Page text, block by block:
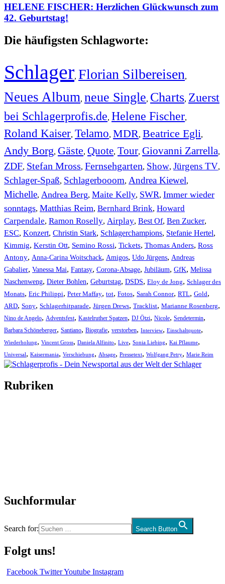
HELENE FISCHER: Herzlichen Glückwunsch zum
42. Geburtstag!
Die häufigsten Schlagworte:
Schlager, Florian Silbereisen,
Neues Album, neue Single, Charts, Zuerst
bei Schlagerprofis.de, Helene Fischer,
Roland Kaiser, Telamo, MDR, Beatrice Egli,
Andy Borg, Gäste, Quote, Tour, Giovanni Zarrella,
ZDF, Stefan Mross, Fernsehgarten, Show, Jürgens TV,
Schlager-Spaß, Schlagerbooom, Andrea Kiewel,
Michelle, Andrea Berg, Maite Kelly, SWR, Immer wieder
sonntags, Matthias Reim, Bernhard Brink, Howard
Carpendale, Ramon Roselly, Airplay, Best Of, Ben Zucker,
ESC, Konzert, Christin Stark, Schlagerchampions, Stefanie Hertel,
Kimmig, Kerstin Ott, Semino Rossi, Tickets, Thomas Anders, Ross
Antony, Anna-Carina Woitschack, Amigos, Udo Jürgens, Andreas
Gabalier, Vanessa Mai, Fantasy, Corona-Absage, Jubiläum, GfK, Melissa
Naschenweng, Dieter Bohlen, Geburtstag, DSDS, Eloy de Jong, Schlager des
Monats, Eric Philippi, Peter Maffay, tot, Fotos, Sarah Connor, RTL, Gold,
ARD, Sony, Schlagerhitparade, Jürgen Drews, Tracklist, Marianne Rosenberg,
Nino de Angelo, Adventsfest, Kastelruther Spatzen, DJ Ötzi, Nicole, Sendetermin,
Barbara Schöneberger, Santiano, Biografie, verstorben, Interview, Einschaltquote,
Wiederholung, Vincent Gross, Daniela Alfinito, Live, Sonia Liebing, Kai Pflaume,
Universal, Kaisermania, Verschiebung, Absage, Pressetext, Wolfgang Petry, Marie Reim
Rubriken
Suchformular
Search for: Search Button
Folgt uns!
Facebook TwitterYoutube Instagram